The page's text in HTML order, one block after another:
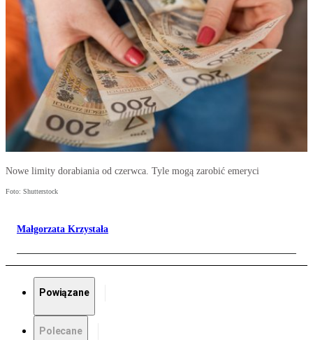
Nowe limity dorabiania od czerwca. Tyle mogą zarobić emeryci
Foto: Shutterstock
Małgorzata Krzystała
Powiązane
Polecane